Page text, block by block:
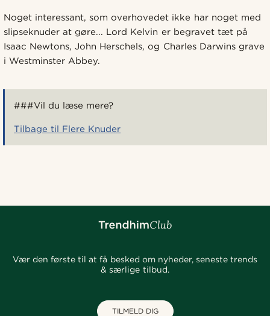
Noget interessant, som overhovedet ikke har noget med
slipseknuder at gøre... Lord Kelvin er begravet tæt på
Isaac Newtons, John Herschels, og Charles Darwins grave
i Westminster Abbey.
###Vil du læse mere?
Tilbage til Flere Knuder
Vær den første til at få besked om nyheder, seneste trends
& særlige tilbud.
TILMELD DIG